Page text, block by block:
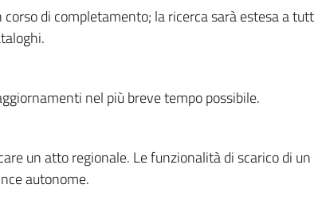
di completamento; la ricerca sarà estesa a
nel più breve tempo possibile.
un atto regionale. Le funzionalità di scarico di
autonome.